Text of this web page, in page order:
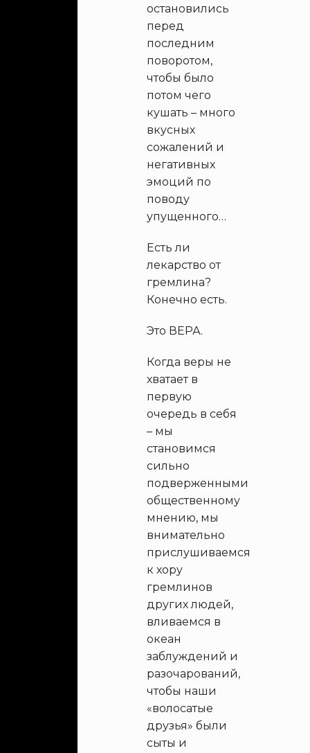
остановились
перед
последним
поворотом,
чтобы было
потом чего
кушать – много
вкусных
сожалений и
негативных
эмоций по
поводу
упущенного…
Есть ли
лекарство от
гремлина?
Конечно есть.
Это ВЕРА.
Когда веры не
хватает в
первую
очередь в себя
– мы
становимся
сильно
подверженными
общественному
мнению, мы
внимательно
прислушиваемся
к хору
гремлинов
других людей,
вливаемся в
океан
заблуждений и
разочарований,
чтобы наши
«волосатые
друзья» были
сыты и